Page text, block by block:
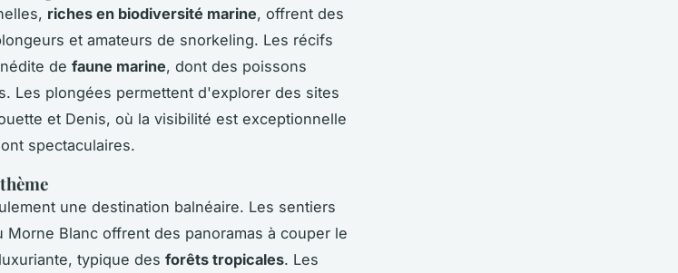
riches en biodiversité marine, offrent des
et amateurs de snorkeling. Les récifs
de faune marine, dont des poissons
Les plongées permettent d'explorer des sites
et Denis, où la visibilité est exceptionnelle
spectaculaires.
une destination balnéaire. Les sentiers
Blanc offrent des panoramas à couper le
typique des forêts tropicales. Les